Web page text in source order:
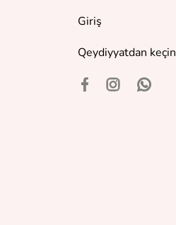
Giriş
Qeydiyyatdan keçin